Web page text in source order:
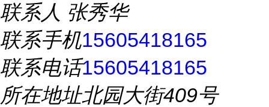
联系人 张秀华
联系手机15605418165
联系电话15605418165
所在地址北园大街409号